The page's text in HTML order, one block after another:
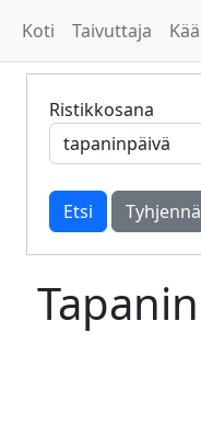
Koti Taivuttaja
Ristikkosana
Tyhjennä